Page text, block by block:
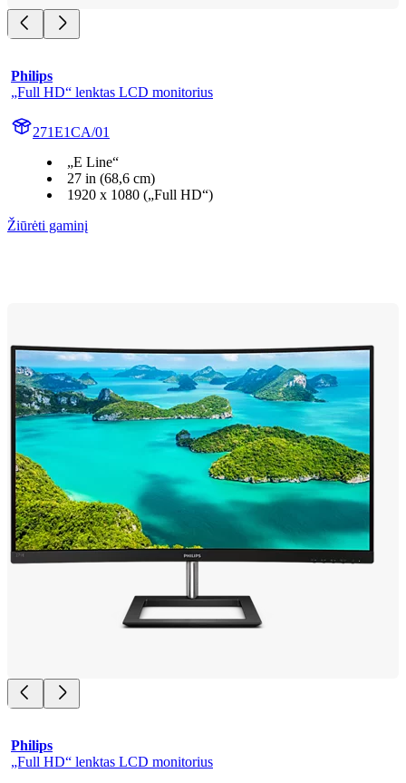
Philips
„Full HD“ lenktas LCD monitorius
271E1CA/01
„E Line“
27 in (68,6 cm)
1920 x 1080 („Full HD“)
Žiūrėti gaminį
Philips
„Full HD“ lenktas LCD monitorius